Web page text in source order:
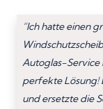
“Ich hatte einen
Autoglas-
perfekte Lösung!
und ersetzte die